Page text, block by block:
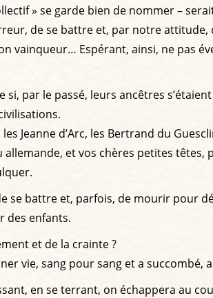
» se garde bien de nommer –
de se battre et, par notre
vainqueur… Espérant, ainsi, ne pas
si, par le passé, leurs ancêtres
Jeanne d’Arc, les Bertrand du
et vos chères petites
se battre et, parfois, de mourir
des enfants.
et de la crainte ?
vie, sang pour sang et a succombé,
en se terrant, on échappera au